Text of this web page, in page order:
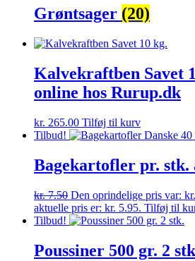
Grøntsager (20)
Kalvekraftben Savet
online hos Rurup.dk
kr. 265.00 Tilføj til kurv
Tilbud!
Bagekartofler pr. stk.
kr.7.50 Den oprindelige pris var:
aktuelle pris er: kr. 5.95. Tilføj til
Tilbud!
Poussiner 500 gr. 2